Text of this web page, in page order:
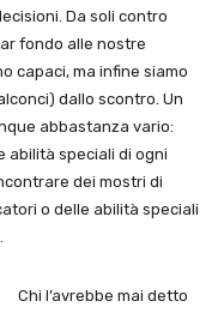
Da soli contro
fondo alle nostre
capaci, ma infine siamo
dallo scontro. Un
abbastanza vario:
abilità speciali di ogni
dei mostri di
o delle abilità speciali
Chi l’avrebbe mai detto